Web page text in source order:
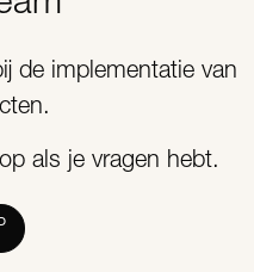
de implementatie van
als je vragen hebt.